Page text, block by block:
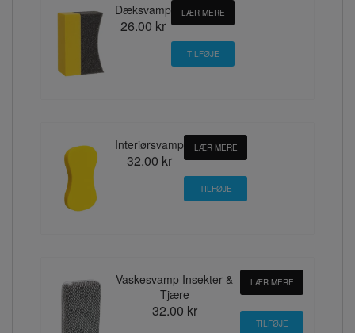
Dæksvamp
26.00 kr
LÆR MERE
Interiørsvamp
32.00 kr
LÆR MERE
Vaskesvamp Insekter &
Tjære
32.00 kr
LÆR MERE